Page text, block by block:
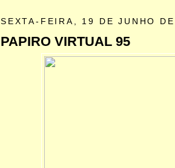
SEXTA-FEIRA, 19 DE JUNHO
PAPIRO VIRTUAL 95